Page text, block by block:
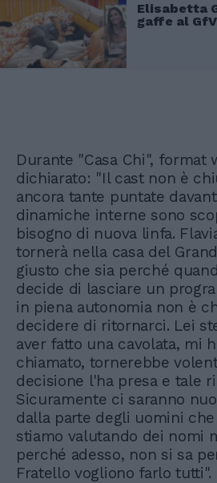
Elisabetta
gaffe al
Durante "Casa Chi", format
dichiarato: "Il cast non è
ancora tante puntate
dinamiche interne sono
bisogno di nuova linfa.
tornerà nella casa del
giusto che sia perché
decide di lasciare un
in piena autonomia non è
decidere di ritornarci. Lei
aver fatto una cavolata, mi
chiamato, tornerebbe
decisione l'ha presa e tale
Sicuramente ci saranno
dalla parte degli uomini
stiamo valutando dei nomi
perché adesso, non si sa
Fratello vogliono farlo tutti".